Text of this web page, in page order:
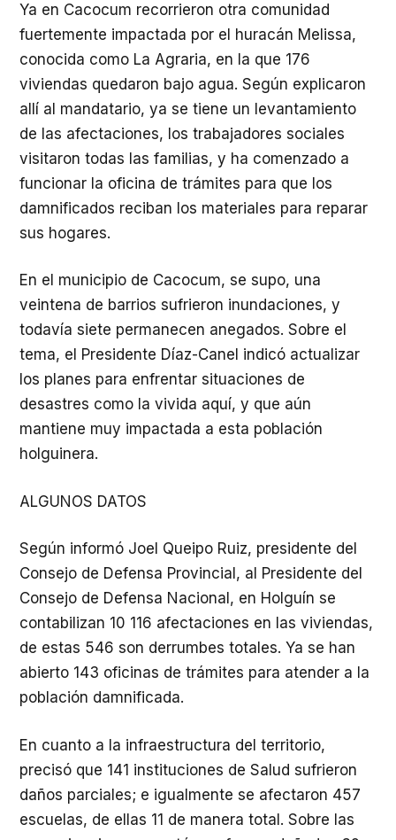
Ya en Cacocum recorrieron otra comunidad
fuertemente impactada por el huracán Melissa,
conocida como La Agraria, en la que 176
viviendas quedaron bajo agua. Según explicaron
allí al mandatario, ya se tiene un levantamiento
de las afectaciones, los trabajadores sociales
visitaron todas las familias, y ha comenzado a
funcionar la oficina de trámites para que los
damnificados reciban los materiales para reparar
sus hogares.
En el municipio de Cacocum, se supo, una
veintena de barrios sufrieron inundaciones, y
todavía siete permanecen anegados. Sobre el
tema, el Presidente Díaz-Canel indicó actualizar
los planes para enfrentar situaciones de
desastres como la vivida aquí, y que aún
mantiene muy impactada a esta población
holguinera.
ALGUNOS DATOS
Según informó Joel Queipo Ruiz, presidente del
Consejo de Defensa Provincial, al Presidente del
Consejo de Defensa Nacional, en Holguín se
contabilizan 10 116 afectaciones en las viviendas,
de estas 546 son derrumbes totales. Ya se han
abierto 143 oficinas de trámites para atender a la
población damnificada.
En cuanto a la infraestructura del territorio,
precisó que 141 instituciones de Salud sufrieron
daños parciales; e igualmente se afectaron 457
escuelas, de ellas 11 de manera total. Sobre las